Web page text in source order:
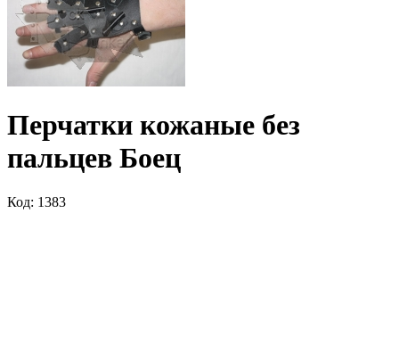
Перчатки кожаные без
пальцев Боец
Код: 1383